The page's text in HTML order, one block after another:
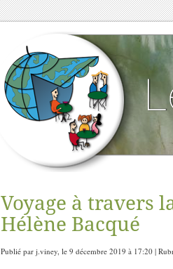
Voyage à travers
Hélène Bacqué
Publié par j.viney, le 9 décembre 2019 à 17:20 |